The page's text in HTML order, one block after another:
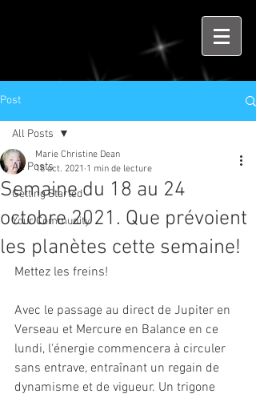
Post
All Posts
Getting Started
Your Community
All Posts
Semaine du 18 au 24
octobre 2021. Que prévoient
les planètes cette semaine!
Marie Christine Dean
18 oct. 2021 1 min de lecture
Mettez les freins!
Avec le passage au direct de Jupiter en
Verseau et Mercure en Balance en ce
lundi, l'énergie commencera à circuler
sans entrave, entraînant un regain de
dynamisme et de vigueur. Un trigone